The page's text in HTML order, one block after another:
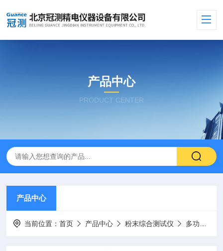
产品中心
PRODUCT CENTER
产品中心
当前位置：首页 产品中心 粉末综合测试仪 多功能压力测量系统